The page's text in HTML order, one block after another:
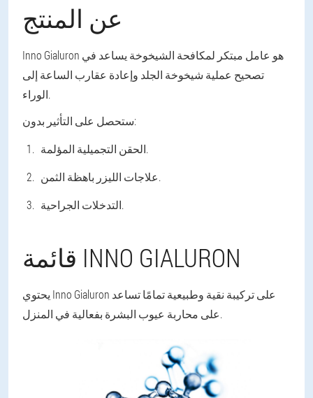
عن المنتج
Inno Gialuron هو عامل مبتكر لمكافحة الشيخوخة يساعد في
تصحيح عملية شيخوخة الجلد وإعادة عقارب الساعة إلى
الوراء.
ستحصل على التأثير بدون:
الحقن التجميلية المؤلمة.
علاجات الليزر باهظة الثمن.
التدخلات الجراحية.
قائمة INNO GIALURON
يحتوي Inno Gialuron على تركيبة نقية وطبيعية تمامًا تساعد
على محاربة عيوب البشرة بفعالية في المنزل.